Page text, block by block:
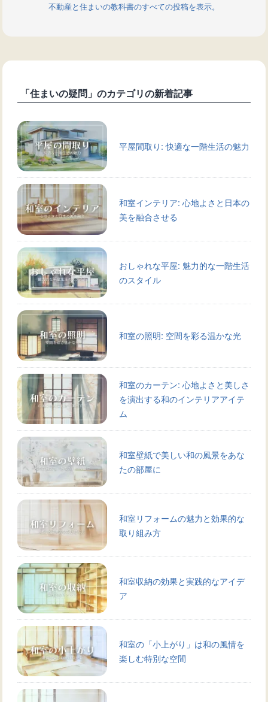
不動産と住まいの教科書のすべての投稿を表示。
「住まいの疑問」のカテゴリの新着記事
平屋間取り: 快適な一階生活の魅力
和室インテリア: 心地よさと日本の
美を融合させる
おしゃれな平屋: 魅力的な一階生活
のスタイル
和室の照明: 空間を彩る温かな光
和室のカーテン: 心地よさと美しさ
を演出する和のインテリアアイテ
ム
和室壁紙で美しい和の風景をあな
たの部屋に
和室リフォームの魅力と効果的な
取り組み方
和室収納の効果と実践的なアイデ
ア
和室の「小上がり」は和の風情を
楽しむ特別な空間